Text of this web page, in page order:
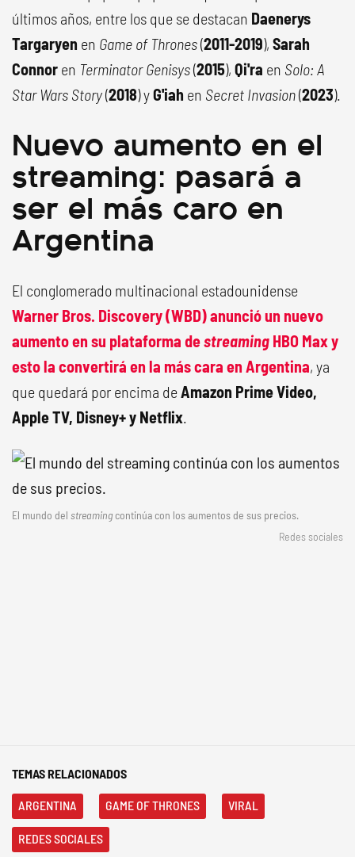
últimos años, entre los que se destacan Daenerys
Targaryen en Game of Thrones(2011-2019), Sarah
Connor en Terminator Genisys(2015), Qi'ra en Solo: A
Star Wars Story(2018) yG'iah en Secret Invasion(2023).
Nuevo aumento en el
streaming: pasará a
ser el más caro en
Argentina
El conglomerado multinacional estadounidense
Warner Bros. Discovery (WBD) anunció un nuevo
aumento en su plataforma destreaming HBO Max y
esto la convertirá en la más cara en Argentina, ya
que quedará por encima deAmazon Prime Video,
Apple TV, Disney+ y Netflix.
El mundo del streaming continúa con los aumentos de sus precios.
Redes sociales
TEMAS RELACIONADOS
ARGENTINA GAME OF THRONES VIRAL
REDES SOCIALES